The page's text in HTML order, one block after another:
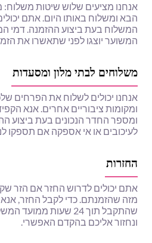
אנחנו מציעים שלוש שיטות משלוח:
הבא ומשלוח באותו היום. אתם
המשלוח בעת ביצוע ההזמנה. דמי
המשוער יוצגו לפני שתאשרו את
משלוחים לבתי מלון ומסעדות
אנחנו יכולים לשלוח את הפרחים
ומקומות ציבוריים אחרים. אנא
ומספר החדר הנכונים בעת ביצוע
לעיכובים או אי אספקה ​​אם תספקו
החזרות
אתם יכולים לדרוש החזר אם הזר
מזה שהזמנתם. כדי לקבל החזר, אנא
שהתקבל תוך 24 שעות
ונחזור אליכם בהקדם האפשרי.